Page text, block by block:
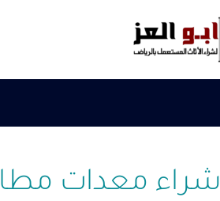
شراء معدات